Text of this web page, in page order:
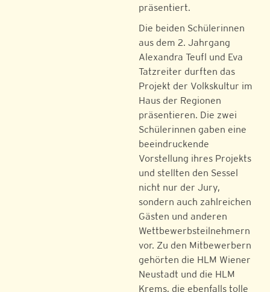
präsentiert.
Die beiden Schülerinnen
aus dem 2. Jahrgang
Alexandra Teufl und Eva
Tatzreiter durften das
Projekt der Volkskultur im
Haus der Regionen
präsentieren. Die zwei
Schülerinnen gaben eine
beeindruckende
Vorstellung ihres Projekts
und stellten den Sessel
nicht nur der Jury,
sondern auch zahlreichen
Gästen und anderen
Wettbewerbsteilnehmern
vor. Zu den Mitbewerbern
gehörten die HLM Wiener
Neustadt und die HLM
Krems, die ebenfalls tolle